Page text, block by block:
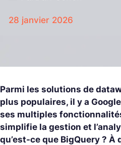
28 janvier 2026
Parmi les solutions de
plus populaires, il y a
ses multiples
simplifie la gestion et
qu’est-ce que BigQuery ? À